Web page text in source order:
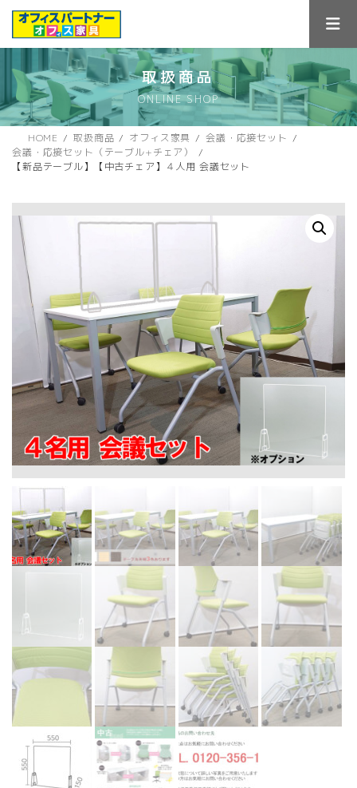
ス
キ
ン
に
取扱商品
ONLINE SHOP
HOME 取扱商品 オフィス家具
会議・応接セット
会議・応接セット（テーブル+チェア）
【新品テーブル】【中古チェア】４人用 会議セット